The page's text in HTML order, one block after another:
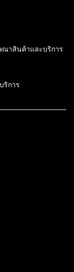
าสินค้าและบริการ
ริการ